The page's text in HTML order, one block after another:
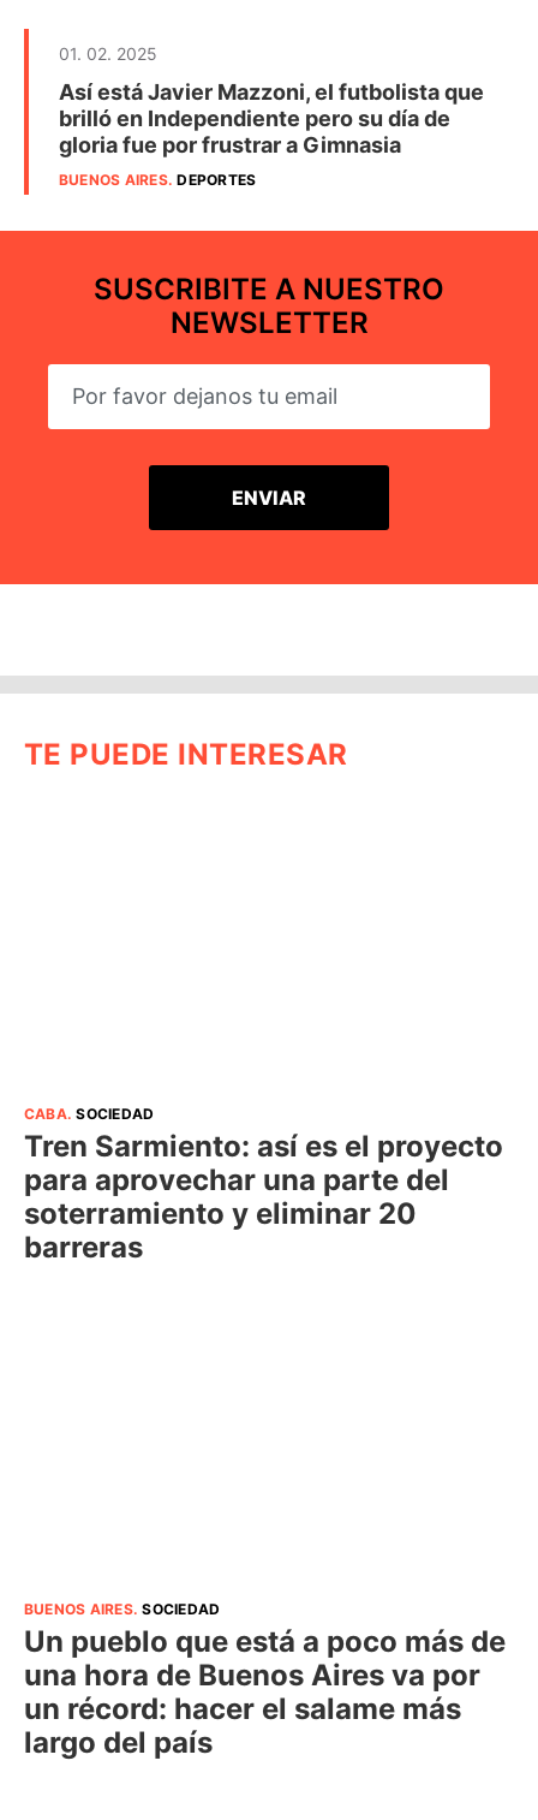
01. 02. 2025
Así está Javier Mazzoni, el futbolista que
brilló en Independiente pero su día de
gloria fue por frustrar a Gimnasia
BUENOS AIRES.DEPORTES
SUSCRIBITE A NUESTRO
NEWSLETTER
TE PUEDE INTERESAR
CABA.SOCIEDAD
Tren Sarmiento: así es el proyecto
para aprovechar una parte del
soterramiento y eliminar 20
barreras
BUENOS AIRES.SOCIEDAD
Un pueblo que está a poco más de
una hora de Buenos Aires va por
un récord: hacer el salame más
largo del país